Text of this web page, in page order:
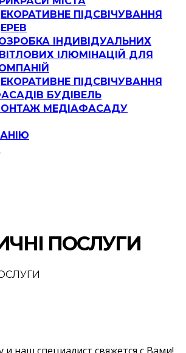
ПІДСВІЧУВАННЯ
ІНДИВІДУАЛЬНИХ
ІЛЮМІНАЦІЙ ДЛЯ
ПІДСВІЧУВАННЯ
БУДІВЕЛЬ
МЕДІАФАСАДУ
ПОСЛУГИ